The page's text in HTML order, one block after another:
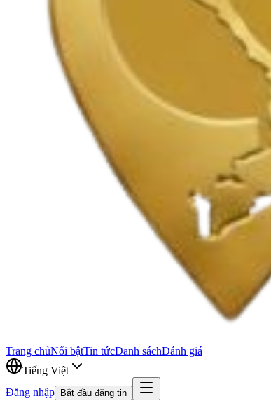
Trang chủNổi bậtTin tứcDanh sáchĐánh giá
Tiếng Việt
Đăng nhập
Bắt đầu đăng tin